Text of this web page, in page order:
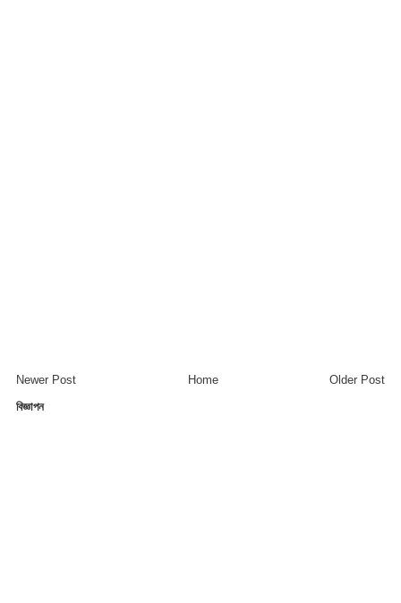
Newer Post Older Post
Home
বিজ্ঞাপন